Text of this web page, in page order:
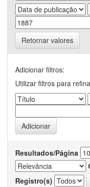
Retornar valores
Adicionar filtros:
Utilizar filtros para
Resultados/Página
Registro(s)